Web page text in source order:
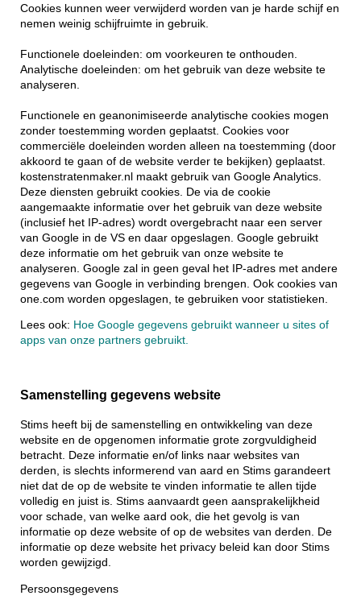
Cookies kunnen weer verwijderd worden van je harde schijf en
nemen weinig schijfruimte in gebruik.
Functionele doeleinden: om voorkeuren te onthouden.
Analytische doeleinden: om het gebruik van deze website te
analyseren.
Functionele en geanonimiseerde analytische cookies mogen
zonder toestemming worden geplaatst. Cookies voor
commerciële doeleinden worden alleen na toestemming (door
akkoord te gaan of de website verder te bekijken) geplaatst.
kostenstratenmaker.nl maakt gebruik van Google Analytics.
Deze diensten gebruikt cookies. De via de cookie
aangemaakte informatie over het gebruik van deze website
(inclusief het IP-adres) wordt overgebracht naar een server
van Google in de VS en daar opgeslagen. Google gebruikt
deze informatie om het gebruik van onze website te
analyseren. Google zal in geen geval het IP-adres met andere
gegevens van Google in verbinding brengen. Ook cookies van
one.com worden opgeslagen, te gebruiken voor statistieken.
Lees ook: Hoe Google gegevens gebruikt wanneer u sites of
apps van onze partners gebruikt.
Samenstelling gegevens website
Stims heeft bij de samenstelling en ontwikkeling van deze
website en de opgenomen informatie grote zorgvuldigheid
betracht. Deze informatie en/of links naar websites van
derden, is slechts informerend van aard en Stims garandeert
niet dat de op de website te vinden informatie te allen tijde
volledig en juist is. Stims aanvaardt geen aansprakelijkheid
voor schade, van welke aard ook, die het gevolg is van
informatie op deze website of op de websites van derden. De
informatie op deze website het privacy beleid kan door Stims
worden gewijzigd.
Persoonsgegevens